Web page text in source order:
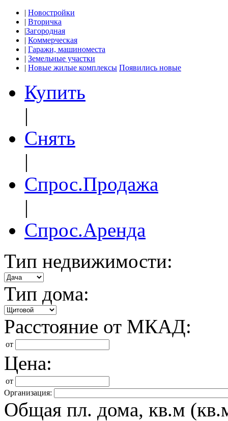
| Новостройки
| Вторичка
|Загородная
| Коммерческая
| Гаражи, машиноместа
| Земельные участки
| Новые жилые комплексы Появились новые
Купить
|
Снять
|
Спрос.Продажа
|
Спрос.Аренда
Тип недвижимости:
Тип дома:
Расстояние от МКАД:
от
Цена:
от
Организация:
Общая пл. дома, кв.м